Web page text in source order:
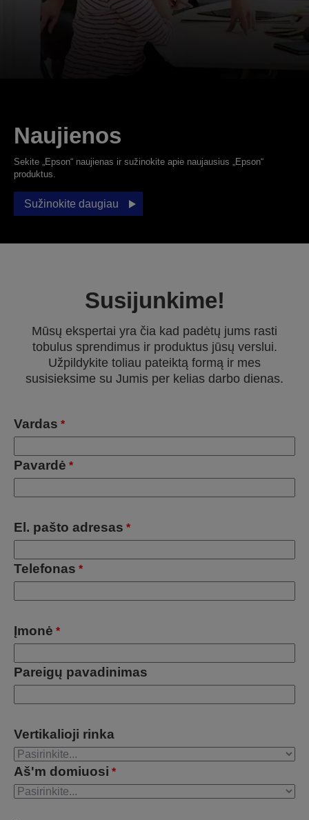
Naujienos
Sekite „Epson“ naujienas ir sužinokite apie naujausius „Epson“
produktus.
Sužinokite daugiau
Susijunkime!
Mūsų ekspertai yra čia kad padėtų jums rasti
tobulus sprendimus ir produktus jūsų verslui.
Užpildykite toliau pateiktą formą ir mes
susisieksime su Jumis per kelias darbo dienas.
Vardas *
Pavardė *
El. pašto adresas *
Telefonas *
Įmonė *
Pareigų pavadinimas
Vertikalioji rinka
Aš'm domiuosi *